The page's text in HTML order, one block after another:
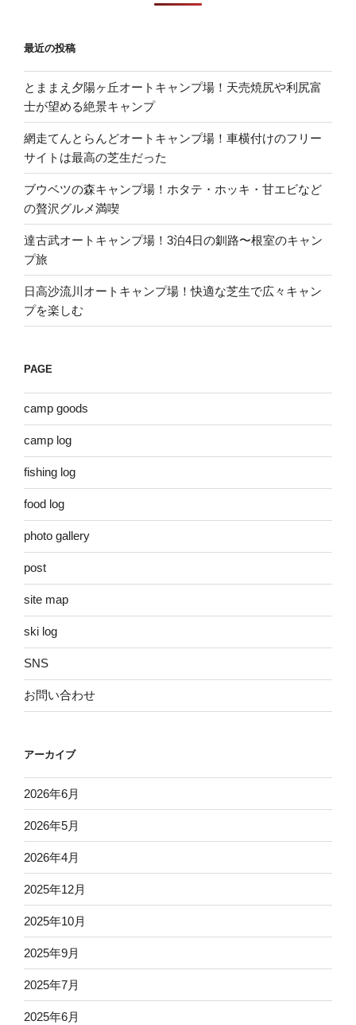
最近の投稿
とままえ夕陽ヶ丘オートキャンプ場！天売焼尻や利尻富
士が望める絶景キャンプ
網走てんとらんどオートキャンプ場！車横付けのフリー
サイトは最高の芝生だった
ブウベツの森キャンプ場！ホタテ・ホッキ・甘エビなど
の贅沢グルメ満喫
達古武オートキャンプ場！3泊4日の釧路〜根室のキャン
プ旅
日高沙流川オートキャンプ場！快適な芝生で広々キャン
プを楽しむ
PAGE
camp goods
camp log
fishing log
food log
photo gallery
post
site map
ski log
SNS
お問い合わせ
アーカイブ
2026年6月
2026年5月
2026年4月
2025年12月
2025年10月
2025年9月
2025年7月
2025年6月